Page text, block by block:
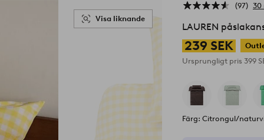
Visa liknande
97 30
LAUREN
239 SEK
Ursprungligt pris399
Färg: Citrongul/